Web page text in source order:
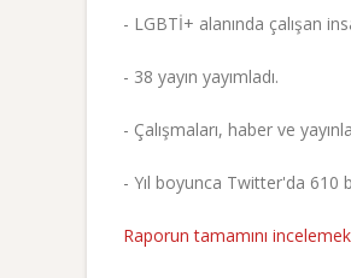
- LGBTİ+ alanında çalışan
- 38 yayın yayımladı.
- Çalışmaları, haber ve
- Yıl boyunca Twitter'da 610
Raporun tamamını